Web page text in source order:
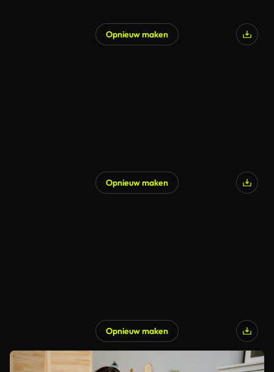
Opnieuw maken
Opnieuw maken
Opnieuw maken